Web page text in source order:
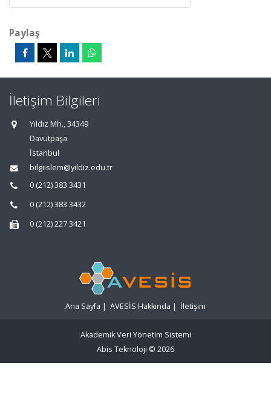
Paylaş
İletişim Bilgileri
Yıldız Mh., 34349
Davutpaşa
İstanbul
bilgiislem@yildiz.edu.tr
0 (212) 383 3431
0 (212) 383 3432
0 (212) 227 3421
Ana Sayfa | AVESİS Hakkında | İletişim
Akademik Veri Yönetim Sistemi
Abis Teknoloji © 2026